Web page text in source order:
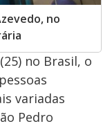
no
no Brasil, o
variadas
Pedro